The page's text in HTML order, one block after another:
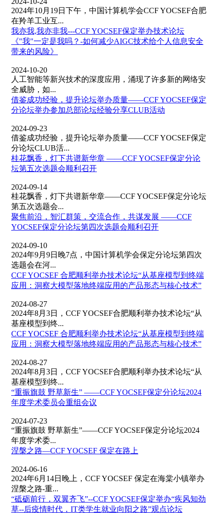
2024年10月19日下午，中国计算机学会CCF YOCSEF合肥
在羚羊工业互...
我亦我,我亦非我---CCF YOCSEF保定举办技术论坛
《"我"一定是我吗？-如何减少AIGC技术给个人信息安全
带来的风险》
2024-10-20
人工智能等新兴技术的深度应用，涌现了许多新的网络安
全威胁，如...
借鉴成功经验，提升论坛举办质量——CCF YOCSEF保定
分论坛举办参加总部论坛经验分享CLUB活动
2024-09-23
借鉴成功经验，提升论坛举办质量——CCF YOCSEF保定
分论坛CLUB活...
桂花飘香，灯下共谱新华章 ——CCF YOCSEF保定分论
坛第五次选题会顺利召开
2024-09-14
桂花飘香，灯下共谱新华章——CCF YOCSEF保定分论坛
第五次选题会...
聚焦前沿，智汇群策，交流合作，共谋发展 ——CCF
YOCSEF保定分论坛第四次选题会顺利召开
2024-09-10
2024年9月9日晚7点，中国计算机学会保定分论坛第四次
选题会在河...
CCF YOCSEF 合肥顺利举办技术论坛“从基座模型到终端
应用：洞察大模型落地终端应用的产品形态与核心技术”
2024-08-27
2024年8月3日，CCF YOCSEF合肥顺利举办技术论坛“从
基座模型到终...
CCF YOCSEF 合肥顺利举办技术论坛“从基座模型到终端
应用：洞察大模型落地终端应用的产品形态与核心技术”
2024-08-27
2024年8月3日，CCF YOCSEF合肥顺利举办技术论坛“从
基座模型到终...
“重振旗鼓 野草新生” ——CCF YOCSEF保定分论坛2024
年度学术委员会重组会议
2024-07-23
“重振旗鼓 野草新生”——CCF YOCSEF保定分论坛2024
年度学术委...
涅槃之路—CCF YOCSEF 保定在路上
2024-06-16
2024年6月14日晚上，CCF YOCSEF 保定在海棠小镇举办
涅槃之路-重...
“砥砺前行，双翼齐飞”--CCF YOCSEF保定举办“疾风知劲
草--后疫情时代，IT类学生就业向阳之路”观点论坛